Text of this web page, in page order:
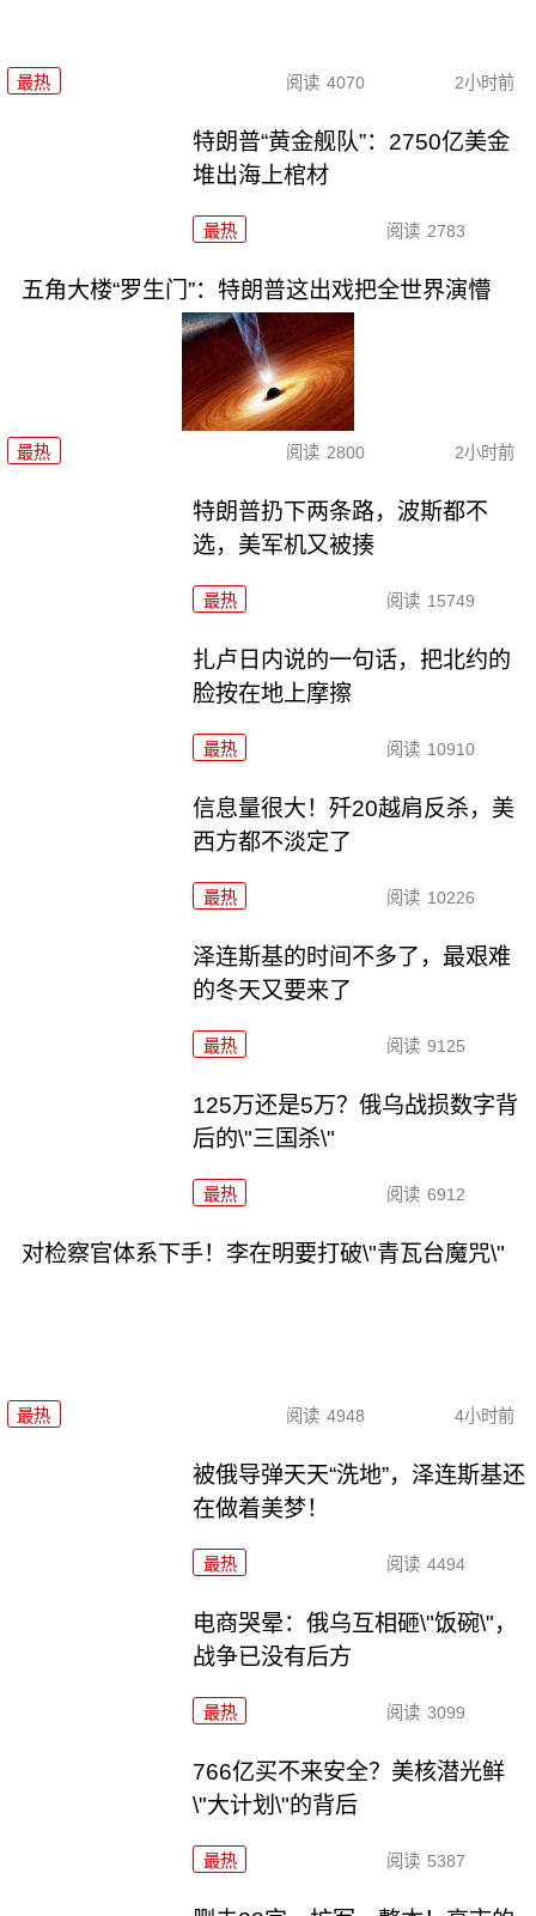
最热 阅读 4070 2小时前
特朗普“黄金舰队”：2750亿美金
堆出海上棺材
最热 阅读 2783
五角大楼“罗生门”：特朗普这出戏把全世界演懵
最热 阅读 2800 2小时前
特朗普扔下两条路，波斯都不
选，美军机又被揍
最热 阅读 15749
扎卢日内说的一句话，把北约的
脸按在地上摩擦
最热 阅读 10910
信息量很大！歼20越肩反杀，美
西方都不淡定了
最热 阅读 10226
泽连斯基的时间不多了，最艰难
的冬天又要来了
最热 阅读 9125
125万还是5万？俄乌战损数字背
后的\"三国杀\"
最热 阅读 6912
对检察官体系下手！李在明要打破\"青瓦台魔咒\"
最热 阅读 4948 4小时前
被俄导弹天天“洗地”，泽连斯基还
在做着美梦！
最热 阅读 4494
电商哭晕：俄乌互相砸\"饭碗\"，
战争已没有后方
最热 阅读 3099
766亿买不来安全？美核潜光鲜
\"大计划\"的背后
最热 阅读 5387